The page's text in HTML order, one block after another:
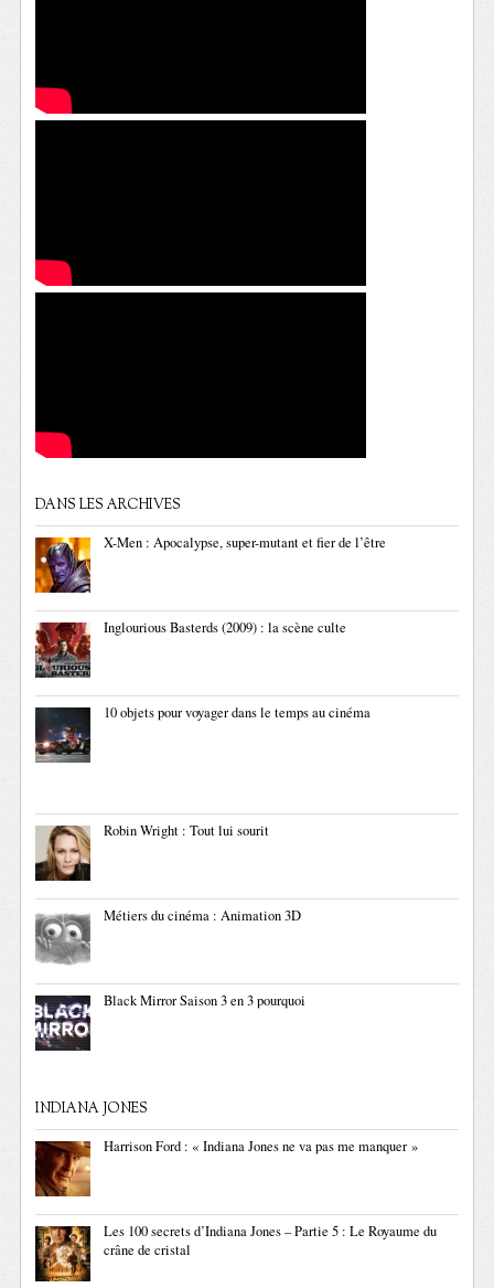
DANS LES ARCHIVES
X-Men : Apocalypse, super-mutant et fier de l’être
Inglourious Basterds (2009) : la scène culte
10 objets pour voyager dans le temps au cinéma
Robin Wright : Tout lui sourit
Métiers du cinéma : Animation 3D
Black Mirror Saison 3 en 3 pourquoi
INDIANA JONES
Harrison Ford : « Indiana Jones ne va pas me manquer »
Les 100 secrets d’Indiana Jones – Partie 5 : Le Royaume du
crâne de cristal